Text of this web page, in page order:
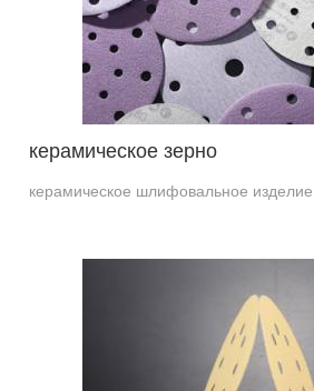
керамическое зерно
керамическое шлифовальное изделие